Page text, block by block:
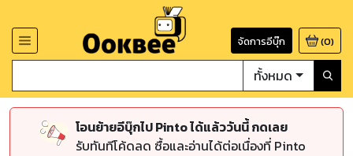
จัดการอีบุ๊ก (0)
ทั้งหมด
โอนย้ายอีบุ๊กไป Pinto ได้แล้ววันนี้ กดเลย
รับทันทีโค้ดลด ซื้อและอ่านได้ต่อเนื่องที่ Pinto